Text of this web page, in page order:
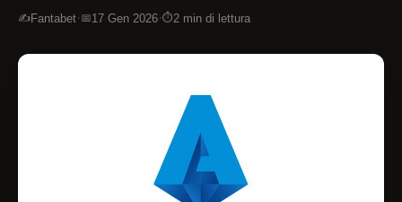
✍️Fantabet· 📅17 Gen 2026·⏱️2 min di lettura